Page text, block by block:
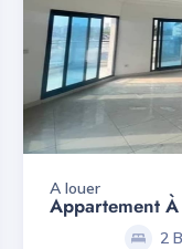
A louer
Appartement
2